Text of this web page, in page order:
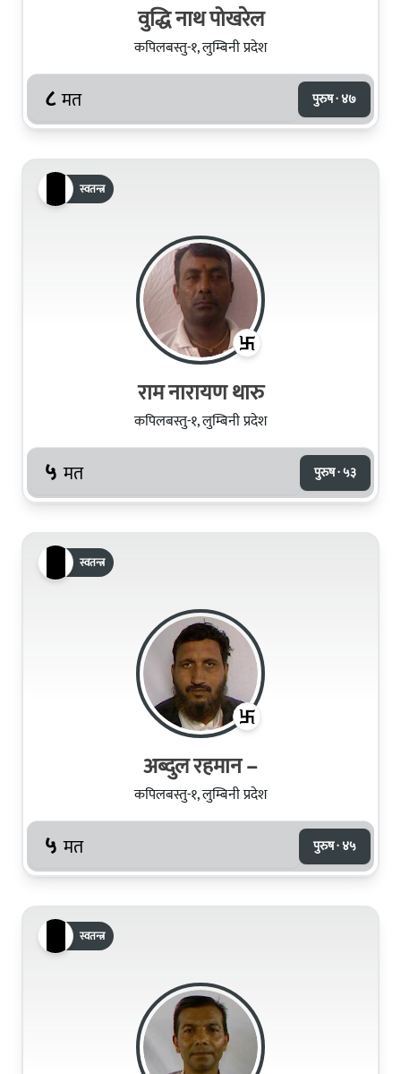
वुद्धि नाथ पोखरेल
कपिलबस्तु-१, लुम्बिनी प्रदेश
८ मत पुरुष · ४७
स्वतन्त्र
राम नारायण थारु
कपिलबस्तु-१, लुम्बिनी प्रदेश
५ मत पुरुष · ५३
स्वतन्त्र
अब्दुल रहमान –
कपिलबस्तु-१, लुम्बिनी प्रदेश
५ मत पुरुष · ४५
स्वतन्त्र